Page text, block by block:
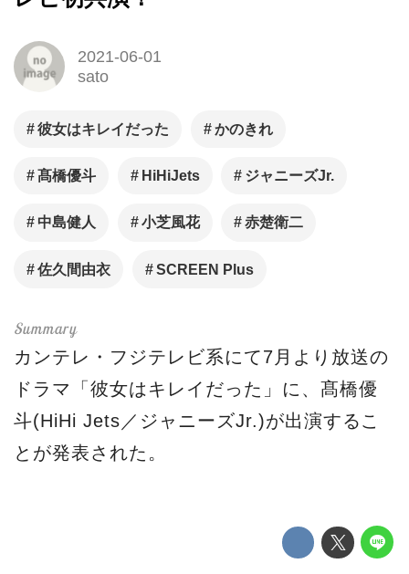
2021-06-01
sato
彼女はキレイだった かのきれ
髙橋優斗 HiHiJets ジャニーズJr.
中島健人 小芝風花 赤楚衛二
佐久間由衣 SCREEN Plus
カンテレ・フジテレビ系にて7月より放送の
ドラマ「彼女はキレイだった」に、髙橋優
斗(HiHi Jets／ジャニーズJr.)が出演するこ
とが発表された。